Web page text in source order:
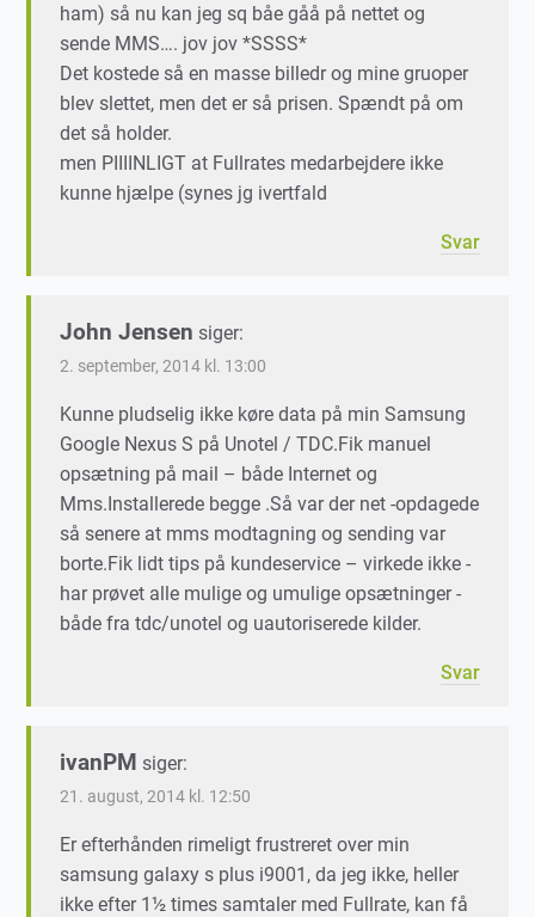
ham) så nu kan jeg sq båe gåå på nettet og
sende MMS…. jov jov *SSSS*
Det kostede så en masse billedr og mine gruoper
blev slettet, men det er så prisen. Spændt på om
det så holder.
men PIIIINLIGT at Fullrates medarbejdere ikke
kunne hjælpe (synes jg ivertfald
Svar
John Jensen siger:
2. september, 2014 kl. 13:00
Kunne pludselig ikke køre data på min Samsung
Google Nexus S på Unotel / TDC.Fik manuel
opsætning på mail – både Internet og
Mms.Installerede begge .Så var der net -opdagede
så senere at mms modtagning og sending var
borte.Fik lidt tips på kundeservice – virkede ikke -
har prøvet alle mulige og umulige opsætninger -
både fra tdc/unotel og uautoriserede kilder.
Svar
ivanPM siger:
21. august, 2014 kl. 12:50
Er efterhånden rimeligt frustreret over min
samsung galaxy s plus i9001, da jeg ikke, heller
ikke efter 1½ times samtaler med Fullrate, kan få